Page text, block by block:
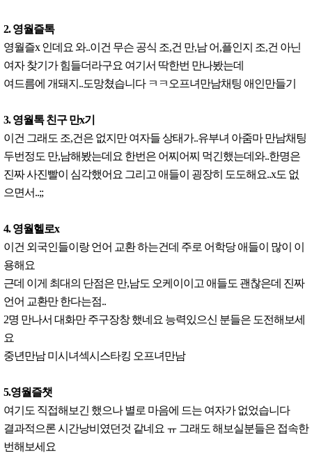
2. 영월즐톡
영월즐x 인데요 와..이건 무슨 공식 조,건 만,남 어,플인지 조,건 아닌
여자 찾기가 힘들더라구요 여기서 딱한번 만나봤는데
여드름에 개돼지..도망쳤습니다 ㅋㅋ오프녀만남채팅 애인만들기
3. 영월톡 친구 만x기
이건 그래도 조,건은 없지만 여자들 상태가..유부녀 아줌마 만남채팅
두번정도 만,남해봤는데요 한번은 어찌어찌 먹긴했는데와..한명은
진짜 사진빨이 심각했어요 그리고 애들이 굉장히 도도해요..x도 없
으면서..;;
4. 영월헬로x
이건 외국인들이랑 언어 교환 하는건데 주로 어학당 애들이 많이 이
용해요
근데 이게 최대의 단점은 만,남도 오케이이고 애들도 괜찮은데 진짜
언어 교환만 한다는점..
2명 만나서 대화만 주구장창 했네요 능력있으신 분들은 도전해보세
요
중년만남 미시녀섹시스타킹 오프녀만남
5.영월즐챗
여기도 직접해보긴 했으나 별로 마음에 드는 여자가 없었습니다
결과적으론 시간낭비였던것 같네요 ㅠ 그래도 해보실분들은 접속한
번해보세요